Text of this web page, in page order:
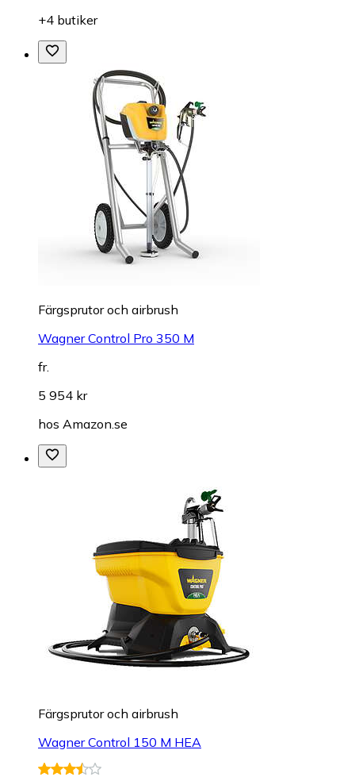
+4 butiker
Färgsprutor och airbrush
Wagner Control Pro 350 M
fr.
5 954 kr
hos Amazon.se
Färgsprutor och airbrush
Wagner Control 150 M HEA